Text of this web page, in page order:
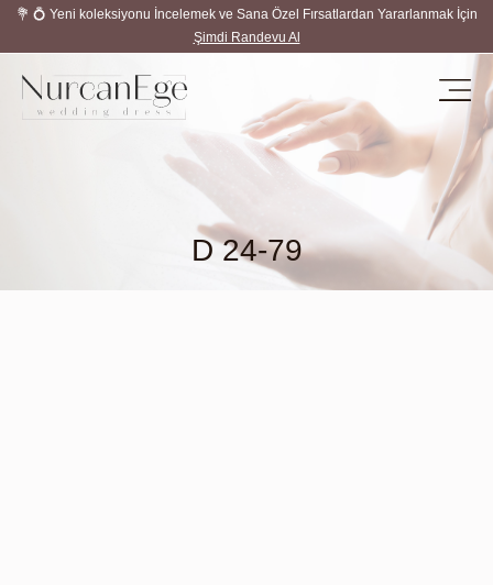
💐 💍 Yeni koleksiyonu İncelemek ve Sana Özel Fırsatlardan Yararlanmak İçin
Şimdi Randevu Al
D 24-79